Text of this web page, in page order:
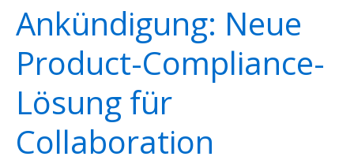
Ankündigung: Neue
Product-Compliance-
Lösung für
Collaboration